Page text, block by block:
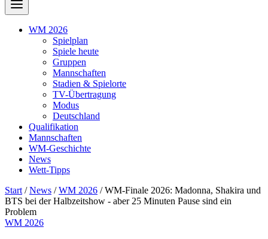
WM 2026
Spielplan
Spiele heute
Gruppen
Mannschaften
Stadien & Spielorte
TV-Übertragung
Modus
Deutschland
Qualifikation
Mannschaften
WM-Geschichte
News
Wett-Tipps
Start /News /WM 2026 /WM-Finale 2026: Madonna, Shakira und
BTS bei der Halbzeitshow - aber 25 Minuten Pause sind ein
Problem
WM 2026